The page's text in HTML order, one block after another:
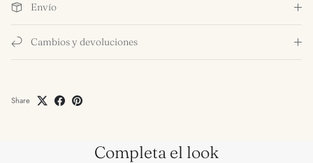
Envío
Cambios y devoluciones
Share
Completa el look